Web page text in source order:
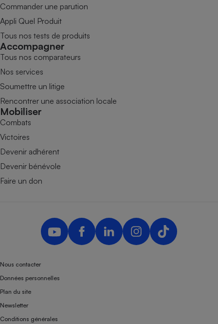
Commander une parution
Appli Quel Produit
Tous nos tests de produits
Accompagner
Tous nos comparateurs
Nos services
Soumettre un litige
Rencontrer une association locale
Mobiliser
Combats
Victoires
Devenir adhérent
Devenir bénévole
Faire un don
Nous contacter
Données personnelles
Plan du site
Newsletter
Conditions générales